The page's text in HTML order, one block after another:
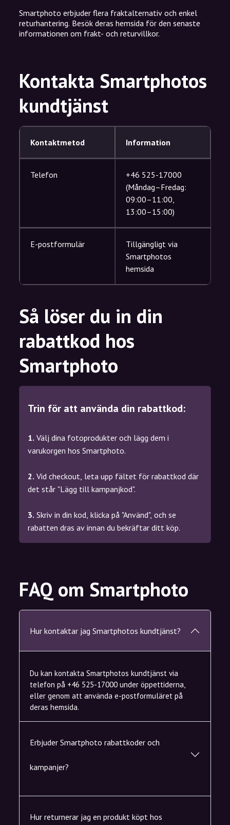
Smartphoto erbjuder flera fraktalternativ och enkel
returhantering. Besök deras hemsida för den senaste
informationen om frakt- och returvillkor.
Kontakta Smartphotos
kundtjänst
Kontaktmetod Information
Telefon
+46 525-17000
(Måndag–Fredag:
09:00–11:00,
13:00–15:00)
E-postformulär
Tillgängligt via
Smartphotos
hemsida
Så löser du in din
rabattkod hos
Smartphoto
Trin för att använda din rabattkod:
1. Välj dina fotoprodukter och lägg dem i
varukorgen hos Smartphoto.
2. Vid checkout, leta upp fältet för rabattkod där
det står "Lägg till kampanjkod".
3. Skriv in din kod, klicka på "Använd", och se
rabatten dras av innan du bekräftar ditt köp.
FAQ om Smartphoto
Hur kontaktar jag Smartphotos kundtjänst?
Du kan kontakta Smartphotos kundtjänst via
telefon på +46 525-17000 under öppettiderna,
eller genom att använda e-postformuläret på
deras hemsida.
Erbjuder Smartphoto rabattkoder och
kampanjer?
Hur returnerar jag en produkt köpt hos